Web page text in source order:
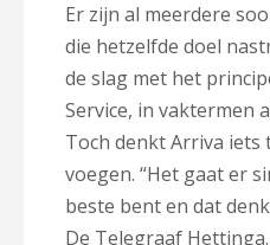
Er zijn al meerdere
die hetzelfde doel
de slag met het
Service, in vaktermen
Toch denkt Arriva iets
voegen. “Het gaat er
beste bent en dat
De Telegraaf